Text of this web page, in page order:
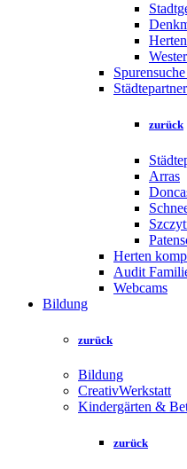
zurück
Arras
Herten
Audit
Webcams
Bildung
zurück
Bildung
CreativWerkstatt
Kindergärten &
zurück